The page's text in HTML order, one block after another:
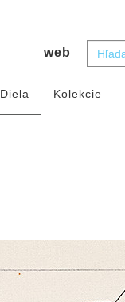
web
Diela Kolekcie